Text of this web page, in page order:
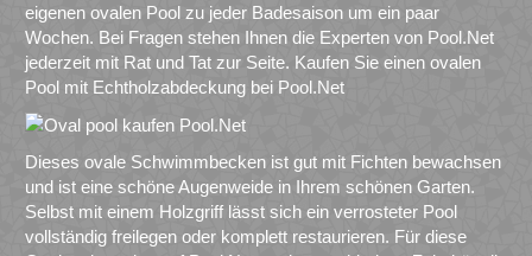
eigenen ovalen Pool zu jeder Badesaison um ein paar
Wochen. Bei Fragen stehen Ihnen die Experten von Pool.Net
jederzeit mit Rat und Tat zur Seite. Kaufen Sie einen ovalen
Pool mit Echtholzabdeckung bei Pool.Net
Dieses ovale Schwimmbecken ist gut mit Fichten bewachsen
und ist eine schöne Augenweide in Ihrem schönen Garten.
Selbst mit einem Holzgriff lässt sich ein verrosteter Pool
vollständig freilegen oder komplett restaurieren. Für diese